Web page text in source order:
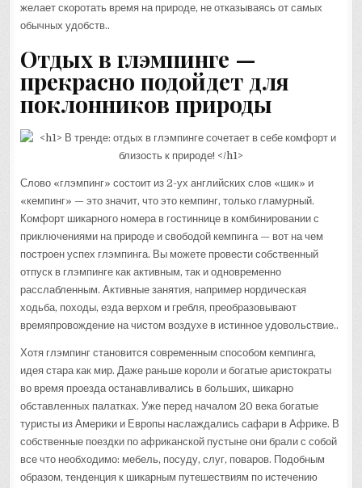
желает скоротать время на природе, не отказываясь от самых
обычных удобств..
Отдых в глэмпинге —
прекрасно подойдет для
поклонников природы
Слово «глэмпинг» состоит из 2-ух английских слов «шик» и
«кемпинг» — это значит, что это кемпинг, только гламурный.
Комфорт шикарного номера в гостиннице в комбинировании с
приключениями на природе и свободой кемпинга — вот на чем
построен успех глэмпинга. Вы можете провести собственный
отпуск в глэмпинге как активным, так и одновременно
расслабленным. Активные занятия, например нордическая
ходьба, походы, езда верхом и гребля, преобразовывают
времяпровождение на чистом воздухе в истинное удовольствие..
Хотя глэмпинг становится современным способом кемпинга,
идея стара как мир. Даже раньше короли и богатые аристократы
во время проезда останавливались в больших, шикарно
обставленных палатках. Уже перед началом 20 века богатые
туристы из Америки и Европы наслаждались сафари в Африке. В
собственные поездки по африканской пустыне они брали с собой
все что необходимо: мебель, посуду, слуг, поваров. Подобным
образом, тенденция к шикарным путешествиям по истечению